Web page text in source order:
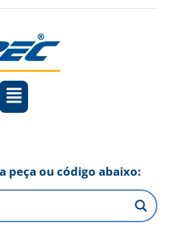
peça ou código abaixo: